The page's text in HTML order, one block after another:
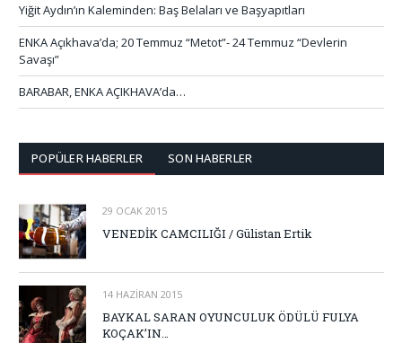
Yiğit Aydın’ın Kaleminden: Baş Belaları ve Başyapıtları
ENKA Açıkhava’da; 20 Temmuz “Metot”- 24 Temmuz “Devlerin
Savaşı”
BARABAR, ENKA AÇIKHAVA’da…
POPÜLER HABERLER SON HABERLER
29 OCAK 2015
VENEDİK CAMCILIĞI / Gülistan Ertik
14 HAZIRAN 2015
BAYKAL SARAN OYUNCULUK ÖDÜLÜ FULYA
KOÇAK’IN…